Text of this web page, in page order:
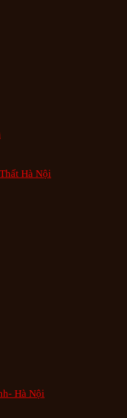
Hà Nội
Hà Nội